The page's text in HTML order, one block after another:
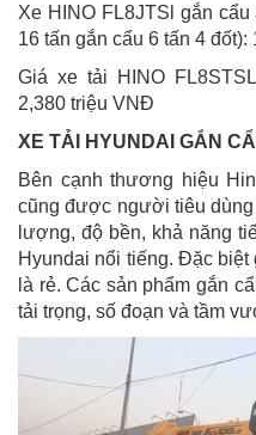
Xe HINO FL8JTSl gắn
16 tấn gắn cẩu 6 tấn 4
Giá xe tải HINO
2,380 triệu VNĐ
XE TẢI HYUNDAI GẮN
Bên cạnh thương hiệu
cũng được người tiêu
lượng, độ bền, khả năng
Hyundai nổi tiếng. Đặc
là rẻ. Các sản phẩm gắn
tải trọng, số đoạn và tầm